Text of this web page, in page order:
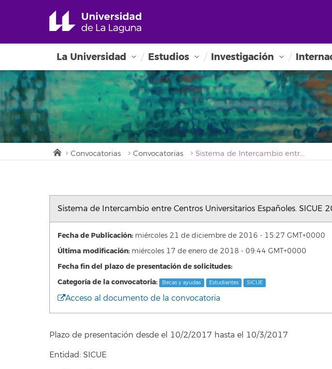
La Universidad Estudios Investigación
Convocatorias Convocatorias Sistema de Intercambio entre Centros Universitarios Españoles. SICUE 2017-2018.
Sistema de Intercambio entre Centros Universitarios Españoles. SICUE
Fecha de Publicación: miércoles 21 de diciembre de 2016 - 15:27 GMT+0000
Última modificación: miércoles 17 de enero de 2018 - 09:44 GMT+0000
Fecha fin del plazo de presentación de solicitudes:
Categoría de la convocatoria:
Becas y ayudas Estudiantes SICUE
Acceso al documento de la convocatoria
Plazo de presentación desde el 10/2/2017 hasta el 10/3/2017
Entidad: SICUE